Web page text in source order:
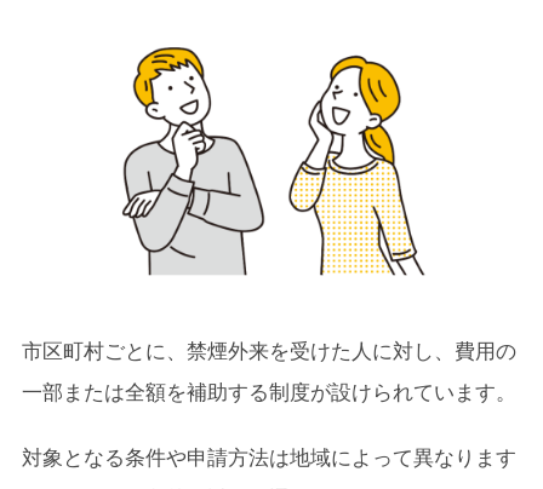
市区町村ごとに、禁煙外来を受けた人に対し、費用の
一部または全額を補助する制度が設けられています。
対象となる条件や申請方法は地域によって異なります